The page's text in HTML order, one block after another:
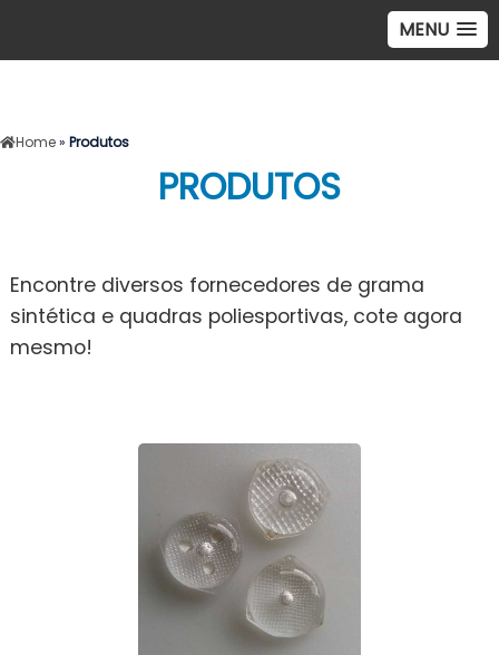
MENU
Home» Produtos
PRODUTOS
Encontre diversos fornecedores de grama
sintética e quadras poliesportivas, cote agora
mesmo!